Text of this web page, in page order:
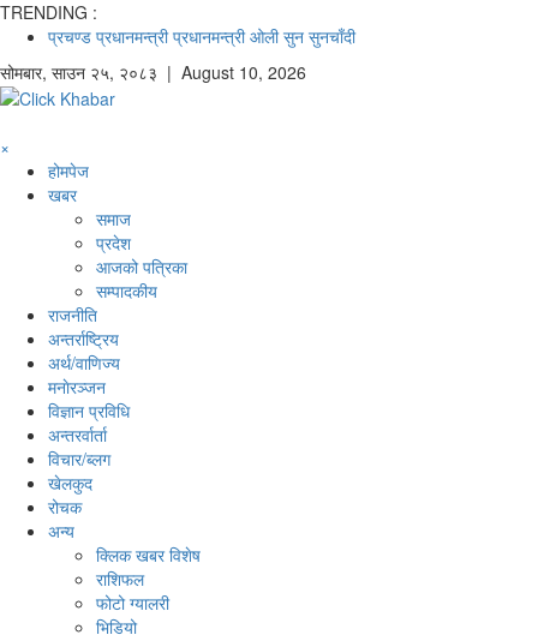
TRENDING :
प्रचण्ड प्रधानमन्त्री प्रधानमन्त्री ओली सुन सुनचाँदी
सोमबार, साउन २५, २०८३ | August 10, 2026
×
होमपेज
खबर
समाज
प्रदेश
आजको पत्रिका
सम्पादकीय
राजनीति
अन्तर्राष्ट्रिय
अर्थ/वाणिज्य
मनाेरञ्जन
विज्ञान प्रविधि
अन्तरर्वार्ता
विचार/ब्लग
खेलकुद
रोचक
अन्य
क्लिक खबर विशेष
राशिफल
फोटो ग्यालरी
भिडियो